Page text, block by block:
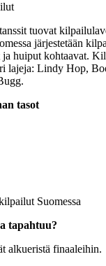
tuovat
järjestetään
ja huiput kohtaavat.
lajeja: Lindy Hop,
tasot
Suomessa
tapahtuu?
alkueristä finaaleihin.